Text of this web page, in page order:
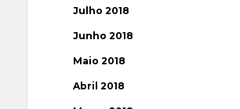
Julho 2018
Junho 2018
Maio 2018
Abril 2018